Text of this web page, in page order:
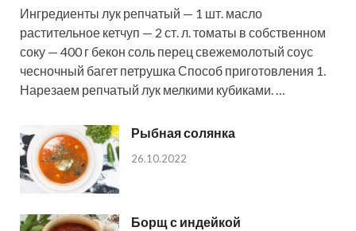
Ингредиенты лук репчатый — 1 шт. масло
растительное кетчуп — 2 ст. л. томаты в собственном
соку — 400 г бекон соль перец свежемолотый соус
чесночный багет петрушка Способ приготовления 1.
Нарезаем репчатый лук мелкими кубиками. …
Рыбная солянка
26.10.2022
Борщ с индейкой